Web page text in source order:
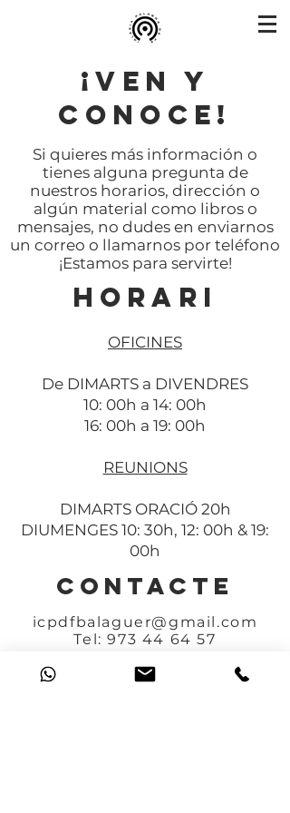
¡VEN Y
CONOCE!
Si quieres más información o
tienes alguna pregunta de
nuestros horarios, dirección o
algún material como libros o
mensajes, no dudes en enviarnos
un correo o llamarnos por teléfono
¡Estamos para servirte!
HORARI
OFICINES
De DIMARTS a DIVENDRES
10: 00h a 14: 00h
16: 00h a 19: 00h
REUNIONS
DIMARTS ORACIÓ 20h
DIUMENGES 10: 30h, 12: 00h & 19:
00h
CONTACTE
icpdfbalaguer@gmail.com
Tel:973 44 64 57
DIRECCIÓ